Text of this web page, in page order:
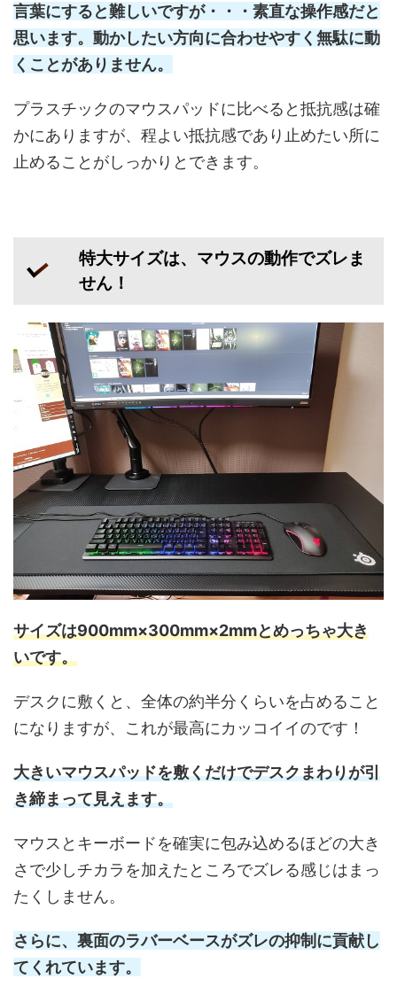
言葉にすると難しいですが・・・素直な操作感だと
思います。動かしたい方向に合わせやすく無駄に動
くことがありません。
プラスチックのマウスパッドに比べると抵抗感は確
かにありますが、程よい抵抗感であり止めたい所に
止めることがしっかりとできます。
特大サイズは、マウスの動作でズレま
せん！
サイズは900mm×300mm×2mmとめっちゃ大き
いです。
デスクに敷くと、全体の約半分くらいを占めること
になりますが、これが最高にカッコイイのです！
大きいマウスパッドを敷くだけでデスクまわりが引
き締まって見えます。
マウスとキーボードを確実に包み込めるほどの大き
さで少しチカラを加えたところでズレる感じはまっ
たくしません。
さらに、裏面のラバーベースがズレの抑制に貢献し
てくれています。